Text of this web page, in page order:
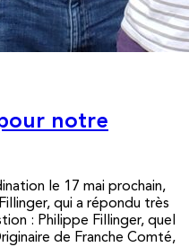
notre
le 17 mai prochain,
qui a répondu très
: Philippe Fillinger, quel
de Franche Comté,